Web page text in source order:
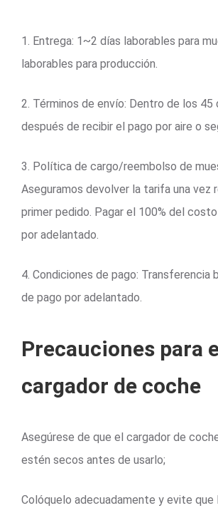
1. Entrega: 1~2 días laborables para
laborables para producción.
2. Términos de envío: Dentro de los 45
después de recibir el pago por aire o
3. Política de cargo/reembolso de
Aseguramos devolver la tarifa una vez
primer pedido. Pagar el 100% del
por adelantado.
4. Condiciones de pago: Transferencia
de pago por adelantado.
Precauciones para
cargador de coche
Asegúrese de que el cargador de
estén secos antes de usarlo;
Colóquelo adecuadamente y evite que